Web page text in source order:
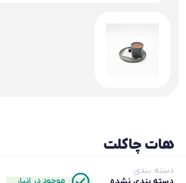
هات چاکلت
دسته بندی